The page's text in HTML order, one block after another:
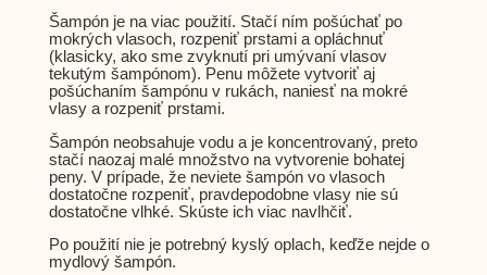
Šampón je na viac použití. Stačí ním pošúchať po
mokrých vlasoch, rozpeniť prstami a opláchnuť
(klasicky, ako sme zvyknutí pri umývaní vlasov
tekutým šampónom). Penu môžete vytvoriť aj
pošúchaním šampónu v rukách, naniesť na mokré
vlasy a rozpeniť prstami.
Šampón neobsahuje vodu a je koncentrovaný, preto
stačí naozaj malé množstvo na vytvorenie bohatej
peny. V prípade, že neviete šampón vo vlasoch
dostatočne rozpeniť, pravdepodobne vlasy nie sú
dostatočne vlhké. Skúste ich viac navlhčiť.
Po použití nie je potrebný kyslý oplach, keďže nejde o
mydlový šampón.